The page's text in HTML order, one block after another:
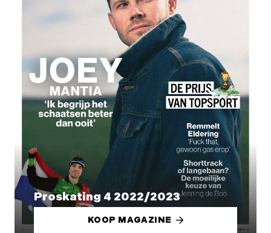
Proskating 4 2022/2023
KOOP MAGAZINE